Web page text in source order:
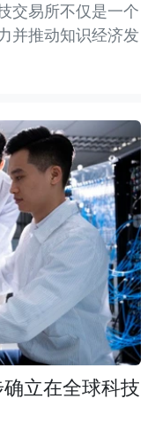
交易所不仅是一个
并推动知识经济发
立在全球科技